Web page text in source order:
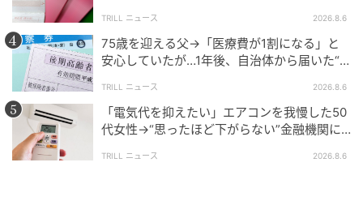
FPが重視する「一人になった後」の年金と生
活費
老後資金は
「夫婦で元気な期間」と「どちらか1人にな
る期間」を分けて考える必要があります。
TRILL ニュース 2026.8.6
75歳を迎える父→「医療費が1割になる」と
安心していたが…1年後、自治体から届いた“1
TRILL ニュース 2026.8.6
「電気代を抑えたい」エアコンを我慢した50
代女性→“思ったほど下がらない”金融機関に
TRILL ニュース 2026.8.6